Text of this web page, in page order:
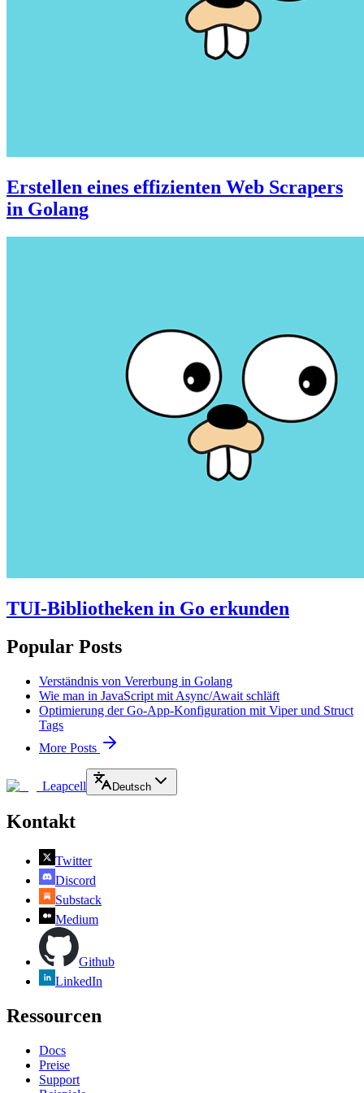
Erstellen eines effizienten Web Scrapers
in Golang
TUI-Bibliotheken in Go erkunden
Popular Posts
Verständnis von Vererbung in Golang
Wie man in JavaScript mit Async/Await schläft
Optimierung der Go-App-Konfiguration mit Viper und Struct
Tags
More Posts
Leapcell Deutsch
Kontakt
Twitter
Discord
Substack
Medium
Github
LinkedIn
Ressourcen
Docs
Preise
Support